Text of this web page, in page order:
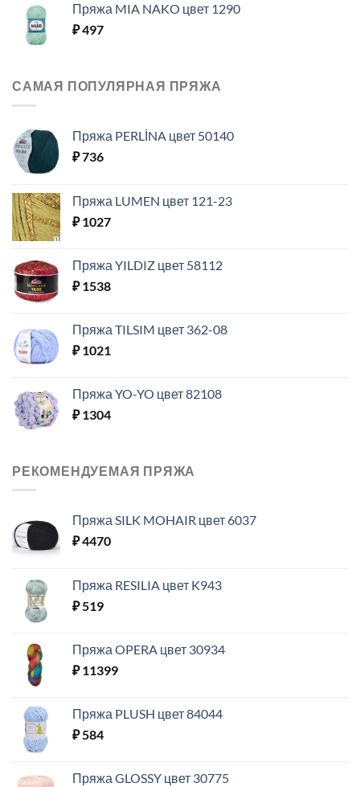
Пряжа MIA NAKO цвет 1290
₽497
САМАЯ ПОПУЛЯРНАЯ ПРЯЖА
Пряжа PERLİNA цвет 50140
₽736
Пряжа LUMEN цвет 121-23
₽1027
Пряжа YILDIZ цвет 58112
₽1538
Пряжа TILSIM цвет 362-08
₽1021
Пряжа YO-YO цвет 82108
₽1304
РЕКОМЕНДУЕМАЯ ПРЯЖА
Пряжа SILK MOHAIR цвет 6037
₽4470
Пряжа RESILIA цвет K943
₽519
Пряжа OPERA цвет 30934
₽11399
Пряжа PLUSH цвет 84044
₽584
Пряжа GLOSSY цвет 30775